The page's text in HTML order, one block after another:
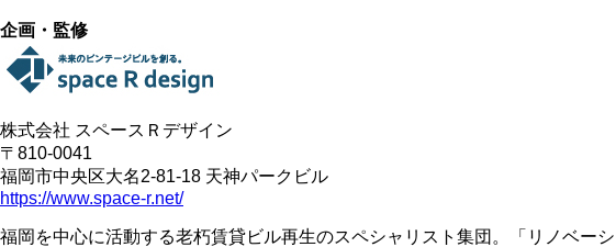
企画・監修
株式会社 スペースＲデザイン
〒810-0041
福岡市中央区大名2-81-18 天神パークビル
https://www.space-r.net/
福岡を中心に活動する老朽賃貸ビル再生のスペシャリスト集団。「リノベー